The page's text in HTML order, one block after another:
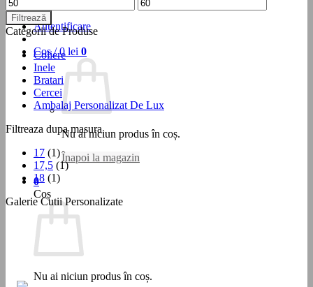
Autentificare
Coș /0lei 0
Nu ai niciun produs în coș.
Înapoi la magazin
0
Coș
Nu ai niciun produs în coș.
minim
maxim
Filtrează
Categorii de Produse
Coliere
Inele
Bratari
Cercei
Ambalaj Personalizat De Lux
Filtreaza dupa masura
17 (1)
17,5 (1)
18 (1)
Galerie Cutii Personalizate